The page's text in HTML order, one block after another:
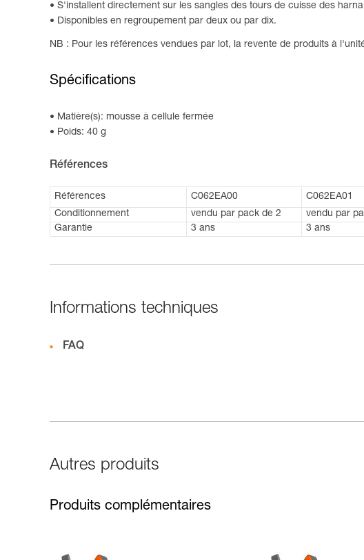
S'installent directement sur les sangles des tours de cuisse des
Disponibles en regroupement par deux ou par dix.
NB : Pour les références vendues par lot, la revente de produits à
Spécifications
Matière(s): mousse à cellule fermée
Poids: 40 g
Références
Références C062EA00
C062EA01
Conditionnement
vendu par pack de 2
vendu par
Garantie
3 ans 3 ans
Informations techniques
FAQ
Autres produits
Produits complémentaires